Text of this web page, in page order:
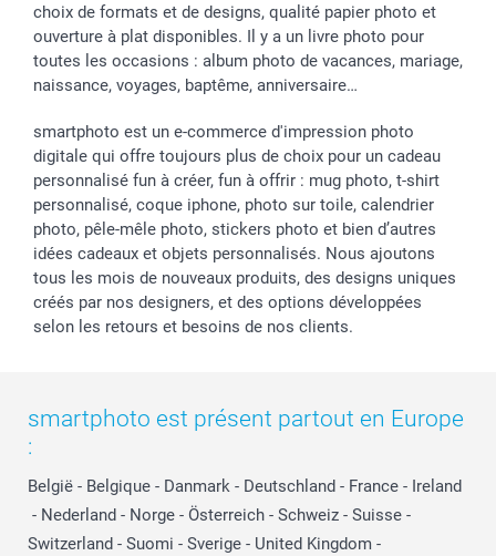
choix de formats et de designs, qualité papier photo et
ouverture à plat disponibles. Il y a un livre photo pour
toutes les occasions : album photo de vacances, mariage,
naissance, voyages, baptême, anniversaire…
smartphoto est un e-commerce d'impression photo
digitale qui offre toujours plus de choix pour un cadeau
personnalisé fun à créer, fun à offrir : mug photo, t-shirt
personnalisé, coque iphone, photo sur toile, calendrier
photo, pêle-mêle photo, stickers photo et bien d’autres
idées cadeaux et objets personnalisés. Nous ajoutons
tous les mois de nouveaux produits, des designs uniques
créés par nos designers, et des options développées
selon les retours et besoins de nos clients.
smartphoto est présent partout en Europe
:
België - Belgique - Danmark - Deutschland - France - Ireland
- Nederland - Norge - Österreich - Schweiz - Suisse -
Switzerland - Suomi - Sverige - United Kingdom -